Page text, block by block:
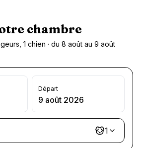
chambre
1 chien · du 8 août au 9 août
Départ
9 août 2026
1